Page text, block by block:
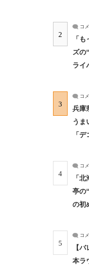
2
コ
「
ズの
ライ
3
コ
兵庫
うま
「
4
コ
「
亭の
の初
5
コ
【
本ラ